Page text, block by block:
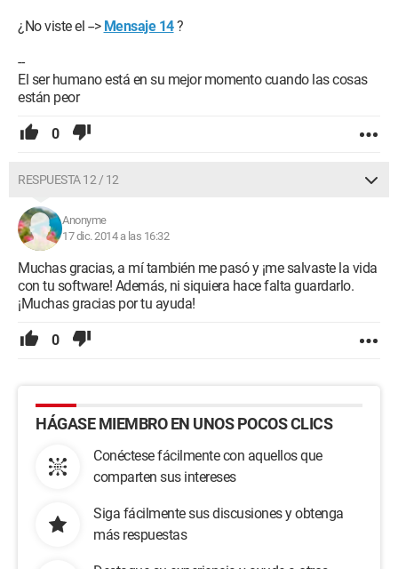
¿No viste el --> Mensaje 14?
--
El ser humano está en su mejor momento cuando las cosas
están peor
0
RESPUESTA 12 / 12
Anonyme
17 dic. 2014 a las 16:32
Muchas gracias, a mí también me pasó y ¡me salvaste la vida
con tu software! Además, ni siquiera hace falta guardarlo.
¡Muchas gracias por tu ayuda!
0
HÁGASE MIEMBRO EN UNOS POCOS CLICS
Conéctese fácilmente con aquellos que
comparten sus intereses
Siga fácilmente sus discusiones y obtenga
más respuestas